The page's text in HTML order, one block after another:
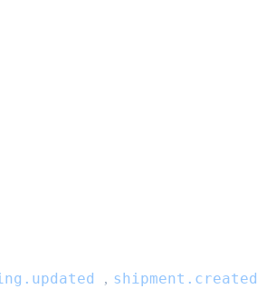
shipment.created
,